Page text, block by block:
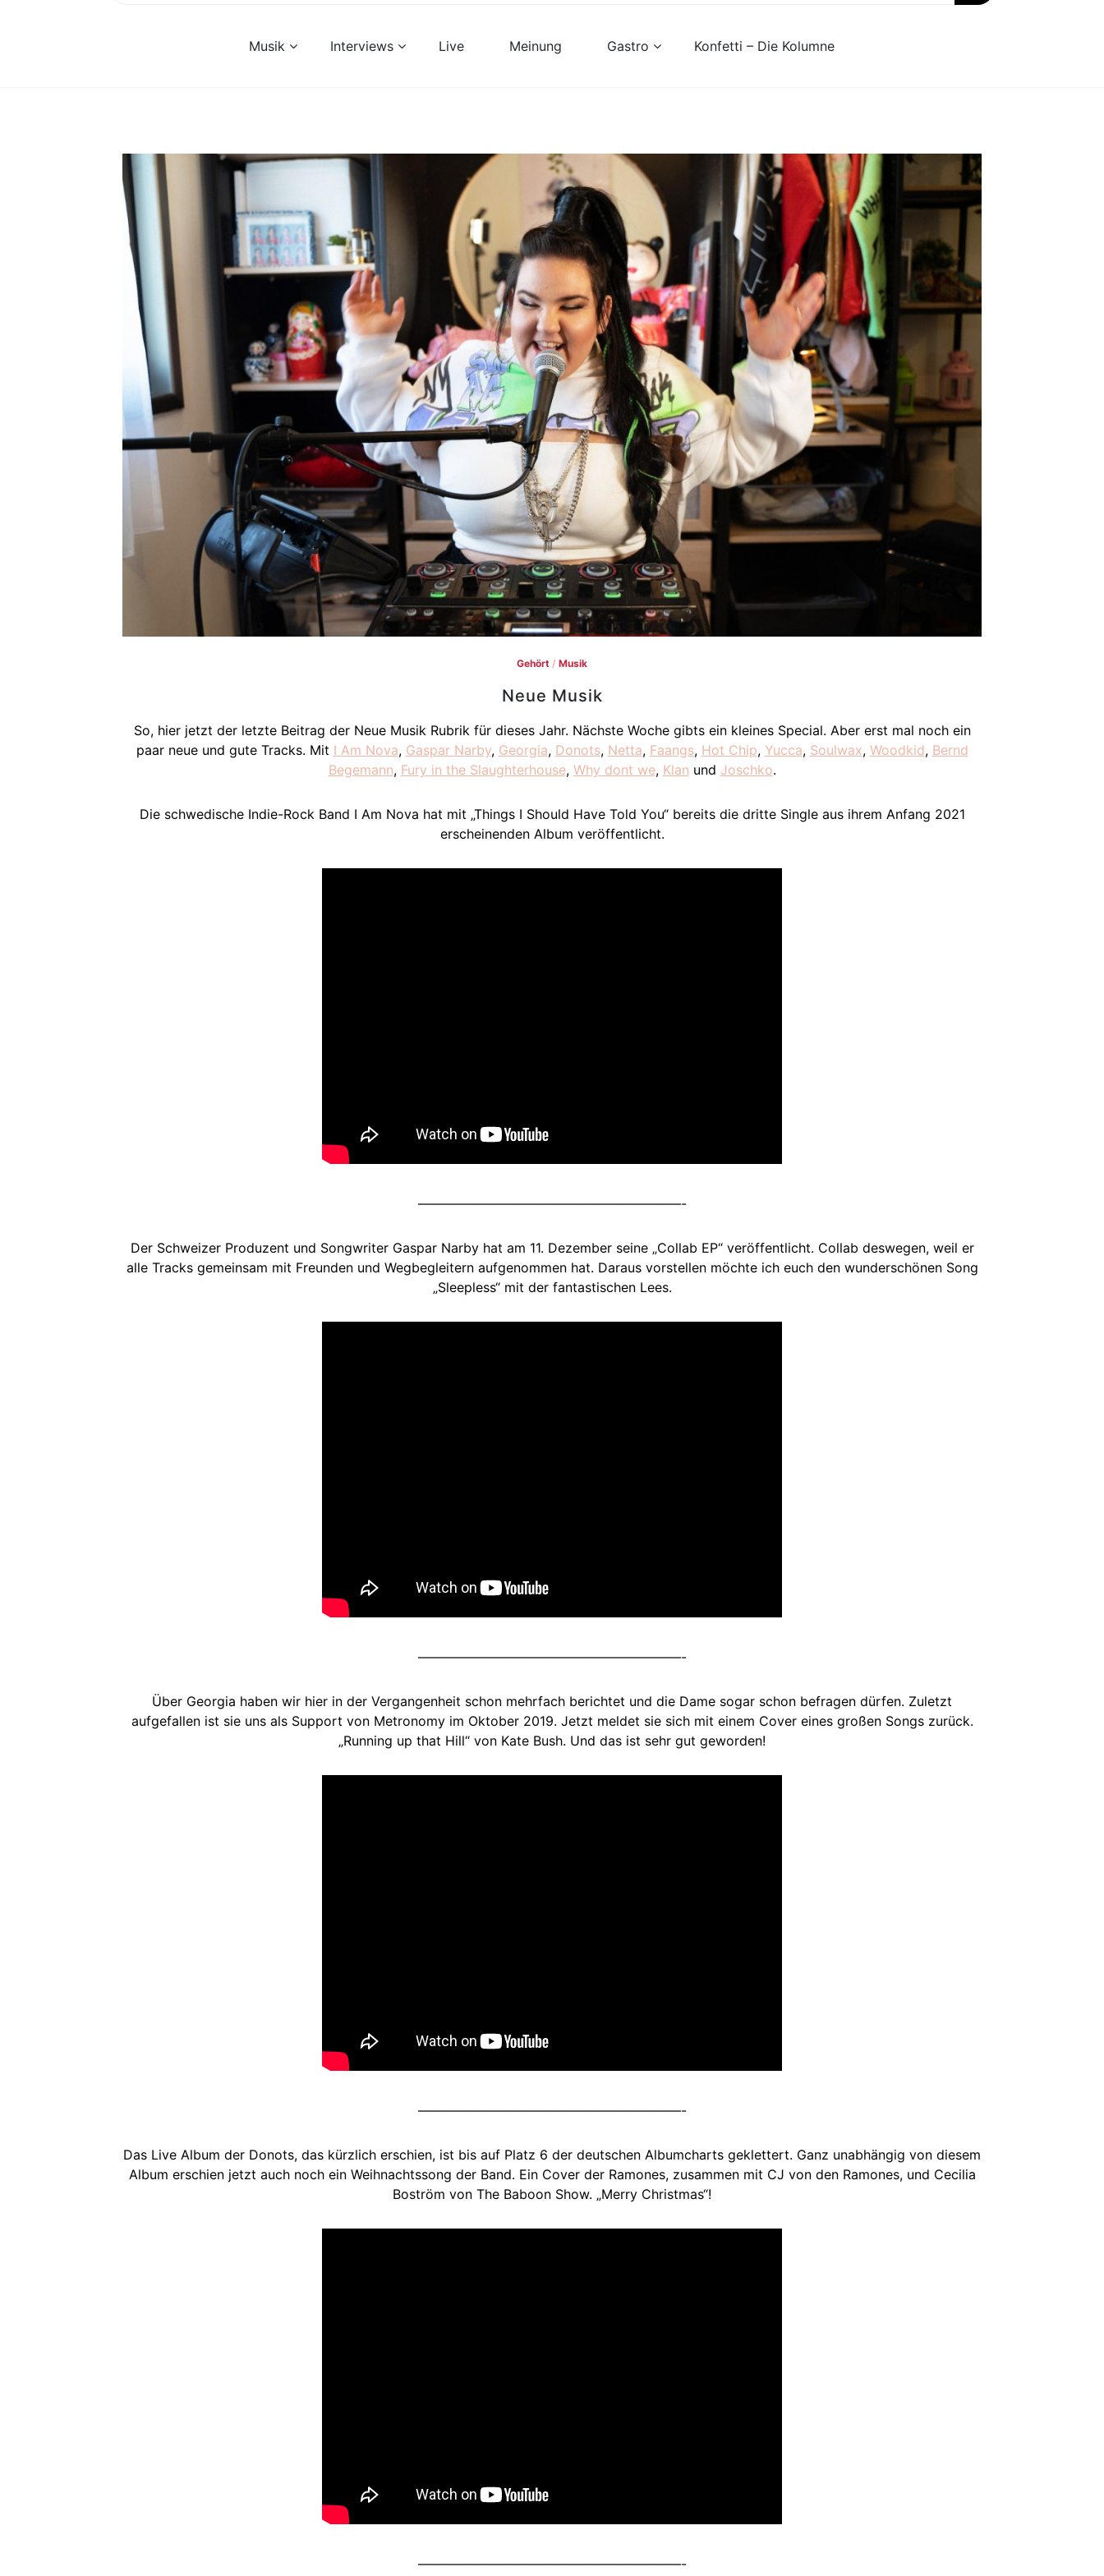
Musik Interviews Live Meinung Gastro Konfetti – Die Kolumne
Gehört / Musik
Neue Musik
So, hier jetzt der letzte Beitrag der Neue Musik Rubrik für dieses Jahr. Nächste Woche gibts ein kleines Special. Aber erst mal noch ein
paar neue und gute Tracks. Mit I Am Nova, Gaspar Narby, Georgia, Donots, Netta, Faangs, Hot Chip, Yucca, Soulwax, Woodkid, Bernd
Begemann, Fury in the Slaughterhouse, Why dont we, Klan und Joschko.
Die schwedische Indie-Rock Band I Am Nova hat mit „Things I Should Have Told You“ bereits die dritte Single aus ihrem Anfang 2021
erscheinenden Album veröffentlicht.
————————————————————-
Der Schweizer Produzent und Songwriter Gaspar Narby hat am 11. Dezember seine „Collab EP“ veröffentlicht. Collab deswegen, weil er
alle Tracks gemeinsam mit Freunden und Wegbegleitern aufgenommen hat. Daraus vorstellen möchte ich euch den wunderschönen Song
„Sleepless“ mit der fantastischen Lees.
————————————————————-
Über Georgia haben wir hier in der Vergangenheit schon mehrfach berichtet und die Dame sogar schon befragen dürfen. Zuletzt
aufgefallen ist sie uns als Support von Metronomy im Oktober 2019. Jetzt meldet sie sich mit einem Cover eines großen Songs zurück.
„Running up that Hill“ von Kate Bush. Und das ist sehr gut geworden!
————————————————————-
Das Live Album der Donots, das kürzlich erschien, ist bis auf Platz 6 der deutschen Albumcharts geklettert. Ganz unabhängig von diesem
Album erschien jetzt auch noch ein Weihnachtssong der Band. Ein Cover der Ramones, zusammen mit CJ von den Ramones, und Cecilia
Boström von The Baboon Show. „Merry Christmas“!
————————————————————-